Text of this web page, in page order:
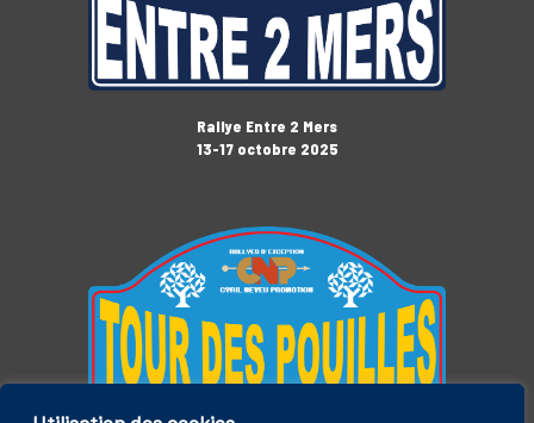
Rallye Entre 2 Mers
13-17 octobre 2025